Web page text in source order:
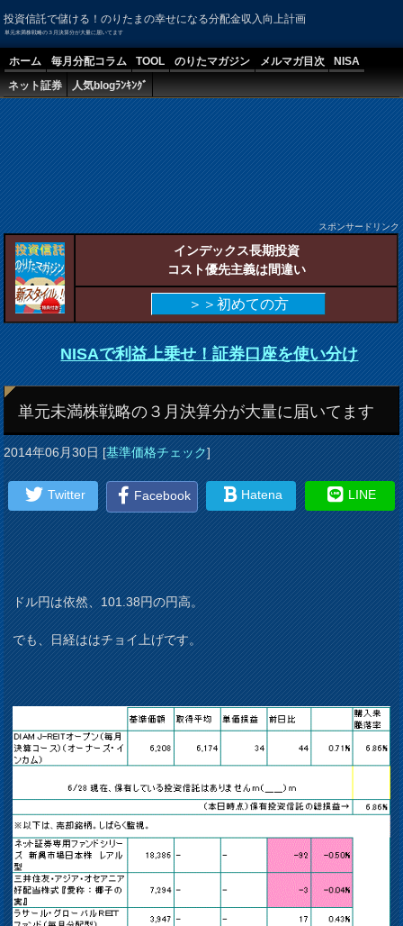
投資信託で儲ける！のりたまの幸せになる分配金収入向上計画
単元未満株戦略の３月決算分が大量に届いてます
ホーム 毎月分配コラム TOOL のりたマガジン メルマガ目次
NISA
ネット証券
人気blogﾗﾝｷﾝｸﾞ
スポンサードリンク
インデックス長期投資
コスト優先主義は間違い
＞＞初めての方
NISAで利益上乗せ！証券口座を使い分け
単元未満株戦略の３月決算分が大量に届いてます
2014年06月30日[基準価格チェック]
Twitter Facebook Hatena LINE
ドル円は依然、101.38円の円高。
でも、日経ははチョイ上げです。